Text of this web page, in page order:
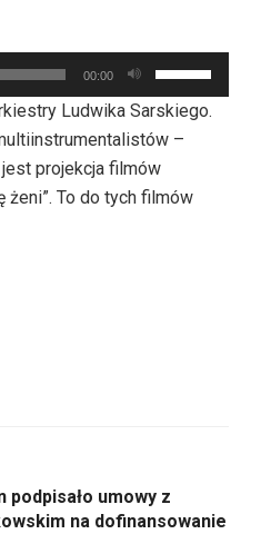
dołu
aby
zwiększyć
lub
zmniejszyć
00:00
strzałek
do
góry
oraz
do
Ludwika Sarskiego.
–
projekcja filmów
żeni”. To do tych filmów
podpisało umowy z
na dofinansowanie